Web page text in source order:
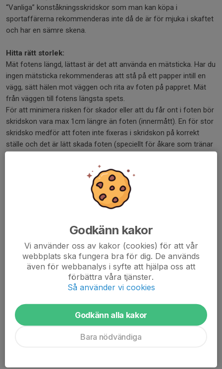
“Vanliga” konståkningsskridskor som man kan köpa i
sportaffärerna rekommenderas inte då de är för mjuka i skaftet
och har en sämre skena.
Hitta rätt storlek:
Mät fotens längd, lättast är det att använda en mätsticka. Har du
ingen mätsticka rekommenderas att stå på ett papper intill en
vägg, sätt hälen mot väggen och rita av foten på pappret. Mät
från väggen till fotens längsta spets.
För att minimera risken för skador eller att du får ont i foten bör
skridskon vara max 1cm längre än foten (innermått). En för stor
skridsko medför att foten inte fixeras i skridskon på korrekt
ställe och det är lätt skada foten (speciellt för åkare som tränar
hålfoten måste hamna där den är tänkt att vara. Om skridskorna
är för stora uppstår vanligen smärta under hålfoten.
Skridskons innermått kan vara olika på olika märken, därför
rekommenderar vi att kolla på de guider som finns olika
konståkningssidor. Eller ringa till en konståkningsshop och fråga
vad de rekommenderar.
Hur man knyter skridskorna:
Det är viktigt att man knyter skridskorna rätt så den sitter bra på
foten och så man får belastningen i skon rätt. Se bild för att se
hur man knyter skridskon.
Vart kan du köpa Konståkningsskridskor:
Tyvärr finns det ingen återförsäljare av konståkningsskridskor
här i Luleå men det finns många bra Svenska Konståkningssidor
på internet. Till dessa kan du även ringa för att få tips och råd
Godkänn kakor
Vi använder oss av kakor (cookies) för att vår
webbplats ska fungera bra för dig. De används
även för webbanalys i syfte att hjälpa oss att
förbättra våra tjänster.
Så använder vi cookies
Godkänn alla kakor
Bara nödvändiga